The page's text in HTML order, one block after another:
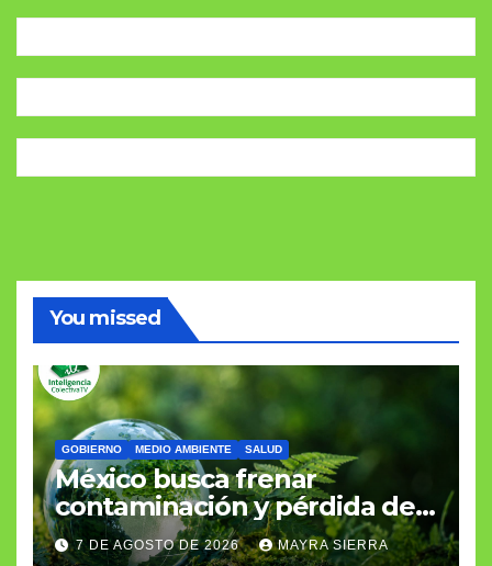
You missed
GOBIERNO MEDIO AMBIENTE SALUD
México busca frenar
contaminación y pérdida de
biodiversidad
7 DE AGOSTO DE 2026 MAYRA SIERRA